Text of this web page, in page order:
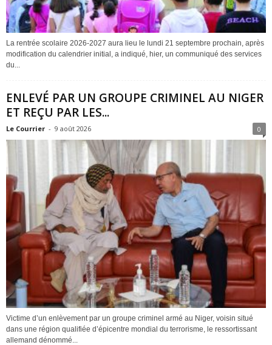
La rentrée scolaire 2026-2027 aura lieu le lundi 21 septembre prochain, après
modification du calendrier initial, a indiqué, hier, un communiqué des services
du...
ENLEVÉ PAR UN GROUPE CRIMINEL AU NIGER
ET REÇU PAR LES...
Le Courrier - 9 août 2026 0
Victime d’un enlèvement par un groupe criminel armé au Niger, voisin situé
dans une région qualifiée d’épicentre mondial du terrorisme, le ressortissant
allemand dénommé...